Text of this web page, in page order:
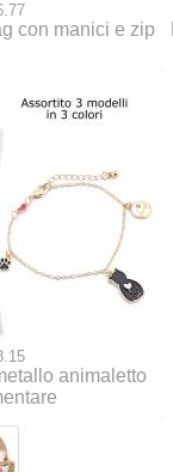
con manici e zip
animaletto